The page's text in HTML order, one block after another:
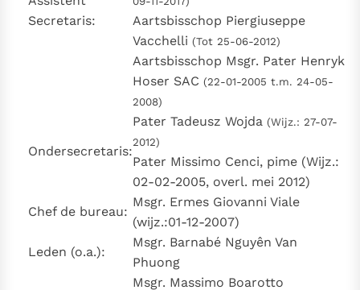
Secretaris:
Aartsbisschop Piergiuseppe
Vacchelli (Tot 25-06-2012)
Aartsbisschop Msgr. Pater Henryk
Hoser SAC (22-01-2005 t.m. 24-05-
2008)
Ondersecretaris:
Pater Tadeusz Wojda (Wijz.: 27-07-
2012)
Pater Missimo Cenci, pime (Wijz.:
02-02-2005, overl. mei 2012)
Chef de bureau:
Msgr. Ermes Giovanni Viale
(wijz.:01-12-2007)
Leden (o.a.):
Msgr. Barnabé Nguyên Van
Phuong
Msgr. Massimo Boarotto